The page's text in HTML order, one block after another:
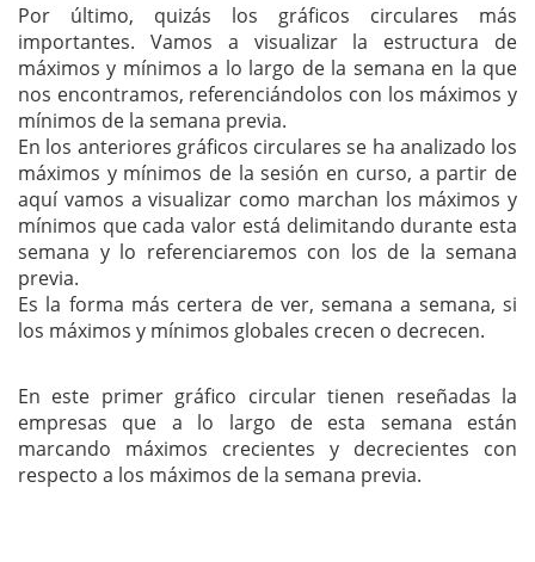
Por último, quizás los gráficos circulares más
importantes. Vamos a visualizar la estructura de
máximos y mínimos a lo largo de la semana en la que
nos encontramos, referenciándolos con los máximos y
mínimos de la semana previa.
En los anteriores gráficos circulares se ha analizado los
máximos y mínimos de la sesión en curso, a partir de
aquí vamos a visualizar como marchan los máximos y
mínimos que cada valor está delimitando durante esta
semana y lo referenciaremos con los de la semana
previa.
Es la forma más certera de ver, semana a semana, si
los máximos y mínimos globales crecen o decrecen.
En este primer gráfico circular tienen reseñadas la
empresas que a lo largo de esta semana están
marcando máximos crecientes y decrecientes con
respecto a los máximos de la semana previa.